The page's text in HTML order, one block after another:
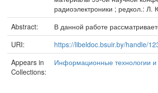
радиоэлектроники ; редкол.:
Abstract:
В данной работе
URI:
https://libeldoc.bsuir.by/handle/
Appears in
Collections:
Информационные технологии и